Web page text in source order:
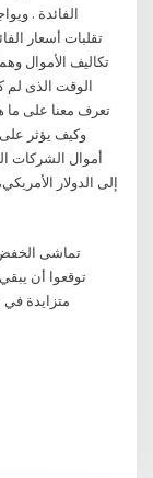
تقلبات أسعار
الوقت الذى
وكيف يؤثر
أموال الشركات
إلى الدولار
تماشى الخفض
توقعوا أن
متزايدة في